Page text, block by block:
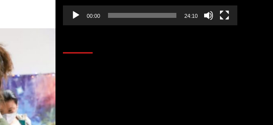
00:00 24:10